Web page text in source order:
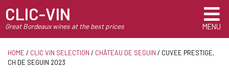
CLIC-VIN
Great Bordeaux wines at the best prices MENU
HOME / CLIC VIN SELECTION / CHÂTEAU DE SEGUIN / CUVEE PRESTIGE,
CH DE SEGUIN 2023